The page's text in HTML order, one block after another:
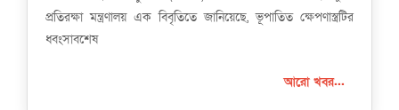
প্রতিরক্ষা মন্ত্রণালয় এক বিবৃতিতে জানিয়েছে, ভূপাতিত ক্ষেপণাস্ত্রটির
ধ্বংসাবশেষ
আরো খবর...